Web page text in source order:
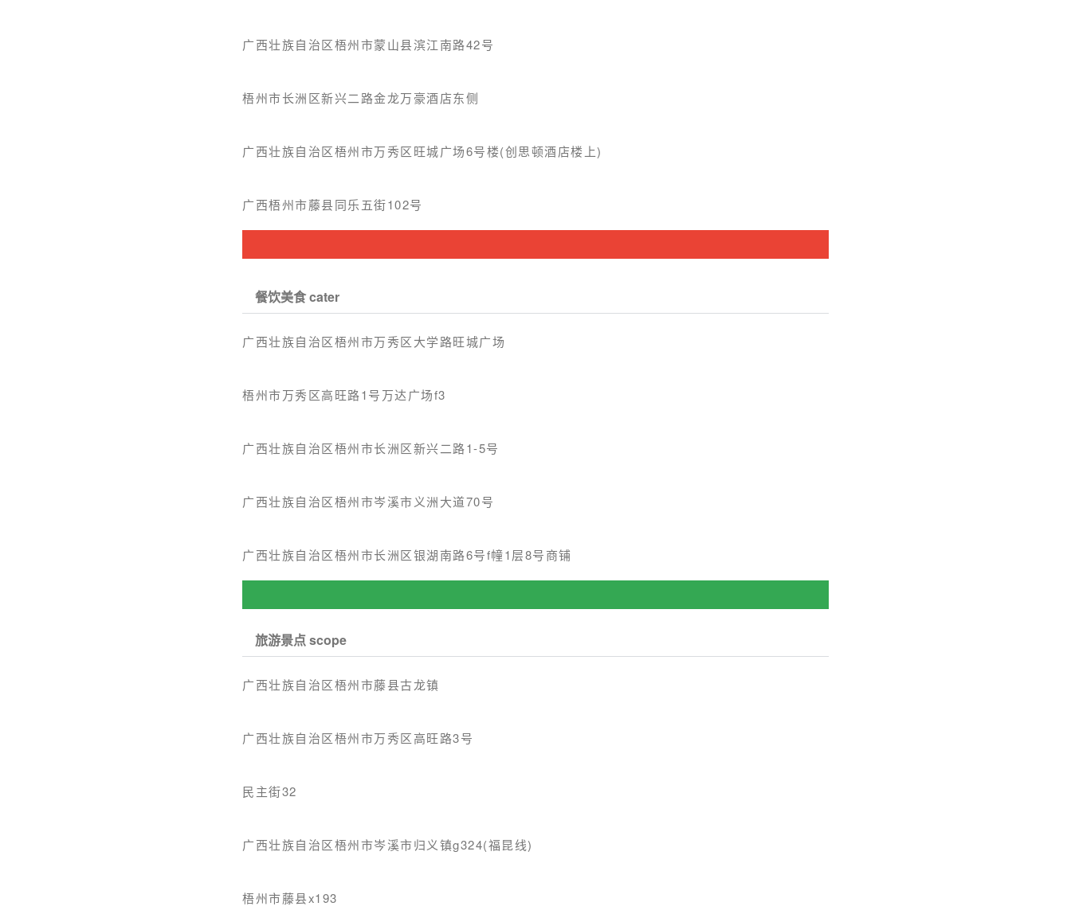
广西壮族自治区梧州市蒙山县滨江南路42号
梧州市长洲区新兴二路金龙万豪酒店东侧
广西壮族自治区梧州市万秀区旺城广场6号楼(创思顿酒店楼上)
广西梧州市藤县同乐五街102号
餐饮美食 cater
广西壮族自治区梧州市万秀区大学路旺城广场
梧州市万秀区高旺路1号万达广场f3
广西壮族自治区梧州市长洲区新兴二路1-5号
广西壮族自治区梧州市岑溪市义洲大道70号
广西壮族自治区梧州市长洲区银湖南路6号f幢1层8号商铺
旅游景点 scope
广西壮族自治区梧州市藤县古龙镇
广西壮族自治区梧州市万秀区高旺路3号
民主街32
广西壮族自治区梧州市岑溪市归义镇g324(福昆线)
梧州市藤县x193